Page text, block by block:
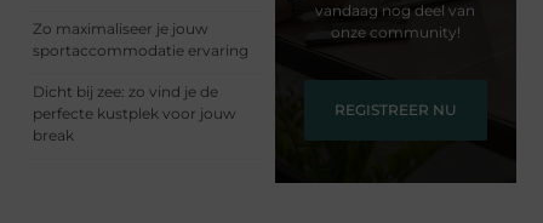
Zo maximaliseer je jouw
sportaccommodatie ervaring
Dicht bij zee: zo vind je de
perfecte kustplek voor jouw
break
vandaag nog deel van
onze community!
REGISTREER NU